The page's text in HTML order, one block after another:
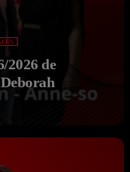
2026 de